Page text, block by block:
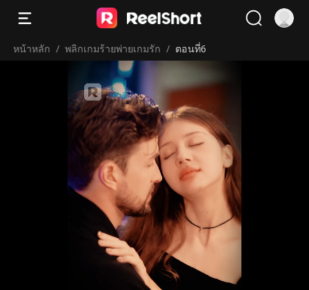
หน้าหลัก / พลิกเกมร้ายพ่ายเกมรัก / ตอนที่6